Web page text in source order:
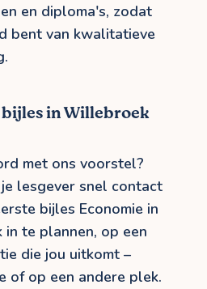
en diploma's, zodat
bent van kwalitatieve
in Willebroek
met ons voorstel?
lesgever snel contact
bijles Economie in
te plannen, op een
die jou uitkomt –
of op een andere plek.